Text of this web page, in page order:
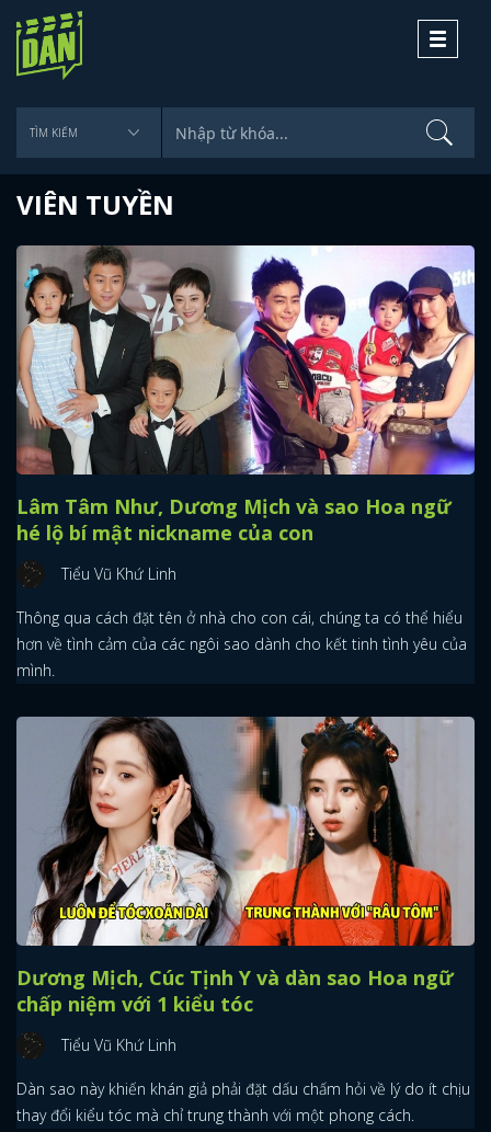
Toggle
VIÊN TUYỀN
Lâm Tâm Như, Dương Mịch và sao Hoa ngữ
hé lộ bí mật nickname của con
Tiểu Vũ Khứ Linh
Thông qua cách đặt tên ở nhà cho con cái, chúng ta có thể hiểu
hơn về tình cảm của các ngôi sao dành cho kết tinh tình yêu của
mình.
Dương Mịch, Cúc Tịnh Y và dàn sao Hoa ngữ
chấp niệm với 1 kiểu tóc
Tiểu Vũ Khứ Linh
Dàn sao này khiến khán giả phải đặt dấu chấm hỏi về lý do ít chịu
thay đổi kiểu tóc mà chỉ trung thành với một phong cách.